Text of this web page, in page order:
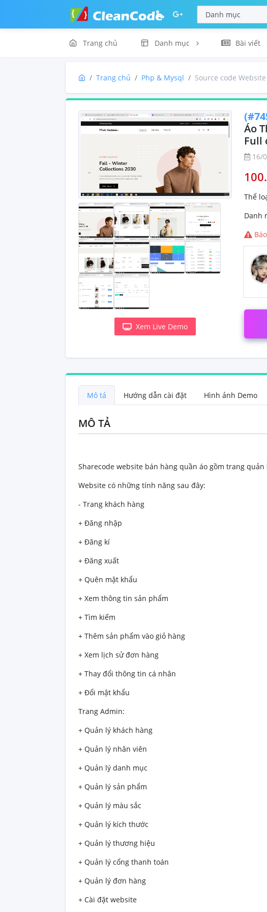
Trang chủ Danh mục Bài viết
Trang chủ Php & Mysql Source code
Xem Live Demo
Áo
Full
16/
Thể
Danh
Mô tả Hướng dẫn cài đặt Hình ảnh Demo
MÔ TẢ
Sharecode website bán hàng quần áo gồm trang
Website có những tính năng sau đây:
- Trang khách hàng
+ Đăng nhập
+ Đăng kí
+ Đăng xuất
+ Quên mật khẩu
+ Xem thông tin sản phẩm
+ Tìm kiếm
+ Thêm sản phẩm vào giỏ hàng
+ Xem lịch sử đơn hàng
+ Thay đổi thông tin cá nhân
+ Đổi mật khẩu
Trang Admin:
+ Quản lý khách hàng
+ Quản lý nhân viên
+ Quản lý danh mục
+ Quản lý sản phẩm
+ Quản lý màu sắc
+ Quản lý kích thước
+ Quản lý thương hiệu
+ Quản lý cổng thanh toán
+ Quản lý đơn hàng
+ Cài đặt website